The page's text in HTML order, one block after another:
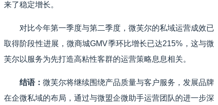
来了稳定增长。
对比今年第一季度与第二季度，微芙尔的私域运营成效已
取得阶段性进展，微商城GMV季环比增长已达215%，这与微
芙尔以服务为先打造高粘性客群的运营策略息息相关。
结语： 微芙尔将继续围绕产品质量与客户服务，发展品牌
在企微私域的布局，通过与微盟企微助手运营团队的进一步深